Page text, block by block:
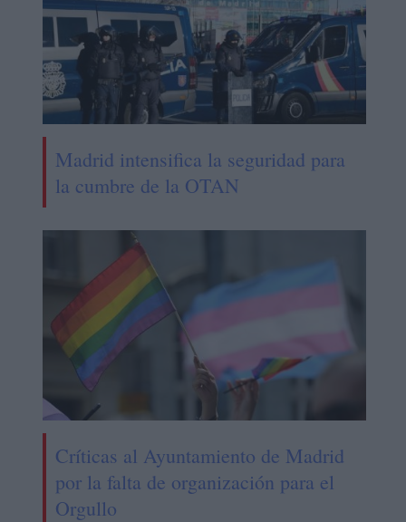
Madrid intensifica la seguridad para
la cumbre de la OTAN
Críticas al Ayuntamiento de Madrid
por la falta de organización para el
Orgullo